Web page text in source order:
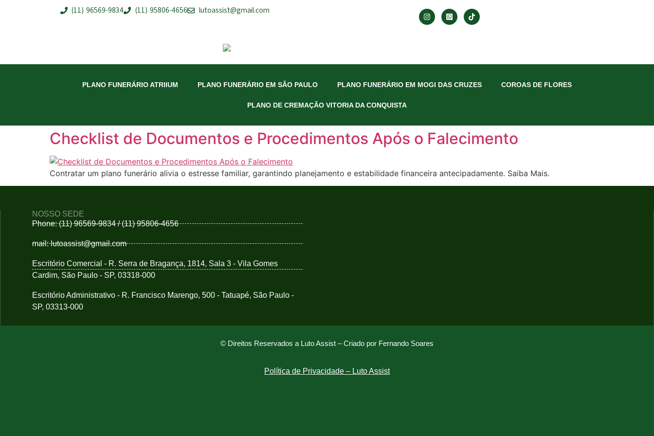
(11) 96569-9834 (11) 95806-4656 lutoassist@gmail.com
PLANO FUNERÁRIO ATRIIUM PLANO FUNERÁRIO EM SÃO PAULO PLANO FUNERÁRIO EM MOGI DAS CRUZES COROAS DE FLORES
PLANO DE CREMAÇÃO VITORIA DA CONQUISTA
Checklist de Documentos e Procedimentos Após o Falecimento
Contratar um plano funerário alivia o estresse familiar, garantindo planejamento e estabilidade financeira antecipadamente. Saiba Mais.
NOSSO SEDE
Phone: (11) 96569-9834 / (11) 95806-4656
mail: lutoassist@gmail.com
Escritório Comercial - R. Serra de Bragança, 1814, Sala 3 - Vila Gomes
Cardim, São Paulo - SP, 03318-000
Escritório Administrativo - R. Francisco Marengo, 500 - Tatuapé, São Paulo -
SP, 03313-000
© Direitos Reservados a Luto Assist –Criado por Fernando Soares
Política de Privacidade – Luto Assist